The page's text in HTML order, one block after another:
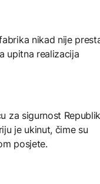
nikad nije
upitna realizacija
za sigurnost
je ukinut, čime su
posjete.